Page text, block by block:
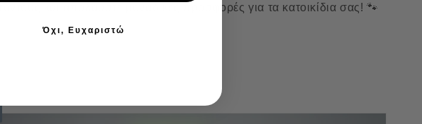
πόντους και απολαύστε μοναδικές προσφορές για τα κατοικίδια σας! 🐾
Όχι, Ευχαριστώ